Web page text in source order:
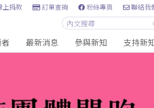
上捐款 訂單查詢 粉絲專頁 聯絡我
最新消息 參與新知 支持新